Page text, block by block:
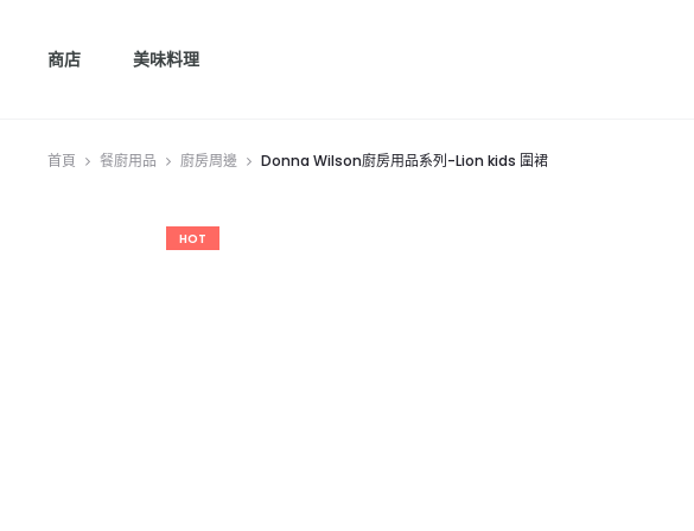
商店 美味料理
首頁 餐廚用品 廚房周邊 Donna Wilson廚房用品系列-Lion kids 圍裙
HOT